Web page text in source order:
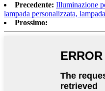
Precedente: Illuminazione
lampada personalizzata,
Prossimo: